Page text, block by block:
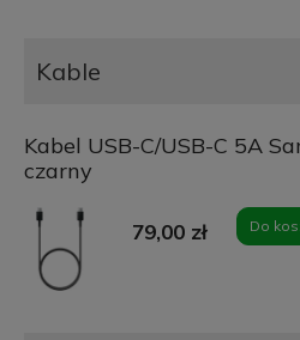
Kable
Kabel USB-C/USB-C 5A
czarny
79,00 zł Do